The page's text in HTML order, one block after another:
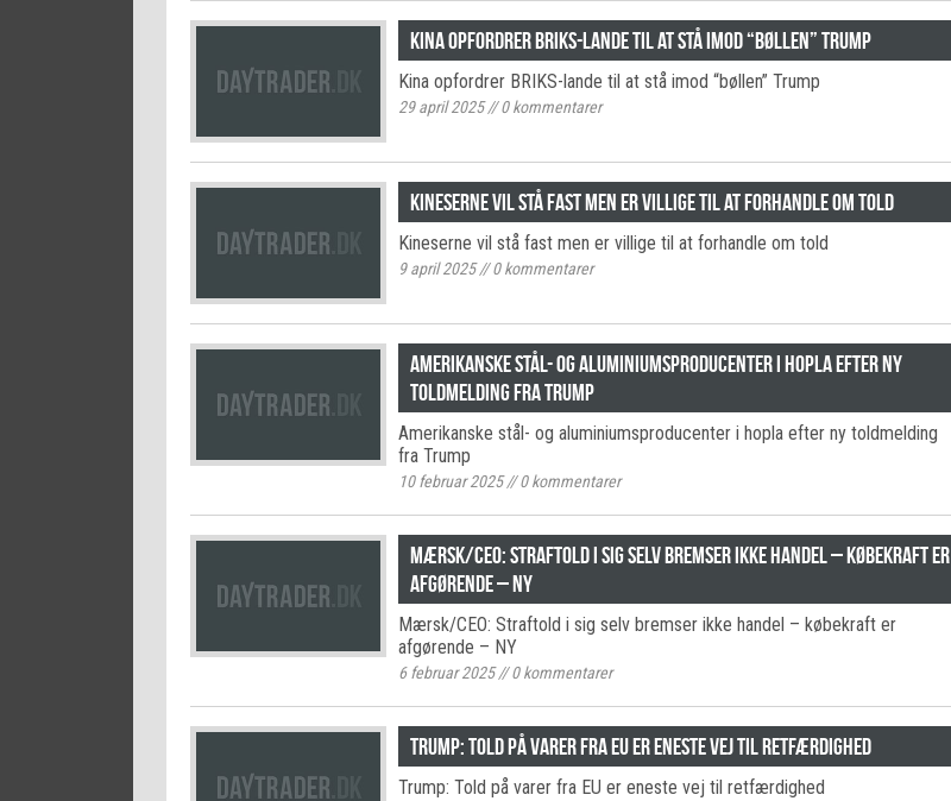
Kina opfordrer BRIKS-lande til at stå imod “bøllen” Trump
Kina opfordrer BRIKS-lande til at stå imod “bøllen” Trump
29 april 2025//0kommentarer
Kineserne vil stå fast men er villige til at forhandle om told
Kineserne vil stå fast men er villige til at forhandle om told
9 april 2025//0kommentarer
Amerikanske stål- og aluminiumsproducenter i hopla efter ny
toldmelding fra Trump
Amerikanske stål- og aluminiumsproducenter i hopla efter ny toldmelding
fra Trump
10 februar 2025//0kommentarer
Mærsk/CEO: Straftold i sig selv bremser ikke handel – købekraft er
afgørende – NY
Mærsk/CEO: Straftold i sig selv bremser ikke handel – købekraft er
afgørende – NY
6 februar 2025//0kommentarer
Trump: Told på varer fra EU er eneste vej til retfærdighed
Trump: Told på varer fra EU er eneste vej til retfærdighed